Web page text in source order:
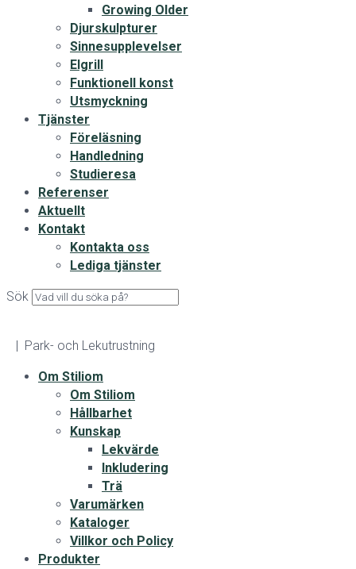
Growing Older
Djurskulpturer
Sinnesupplevelser
Elgrill
Funktionell konst
Utsmyckning
Tjänster
Föreläsning
Handledning
Studieresa
Referenser
Aktuellt
Kontakt
Kontakta oss
Lediga tjänster
Sök
| Park- och Lekutrustning
Om Stiliom
Om Stiliom
Hållbarhet
Kunskap
Lekvärde
Inkludering
Trä
Varumärken
Kataloger
Villkor och Policy
Produkter